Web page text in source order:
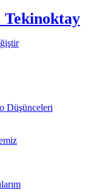
Düşünceleri